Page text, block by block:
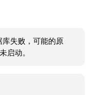
库失败，可能的原
启动。